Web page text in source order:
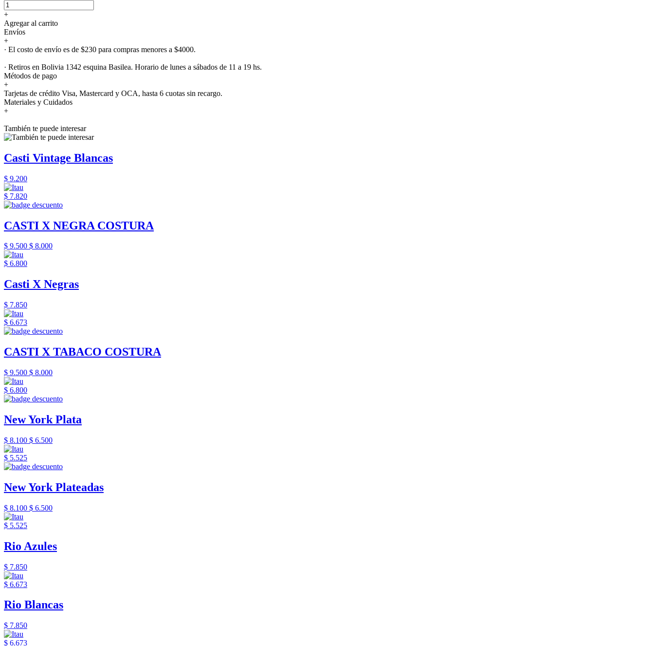
+
Agregar al carrito
Envíos
+
· El costo de envío es de $230 para compras menores a $4000.
· Retiros en Bolivia 1342 esquina Basilea. Horario de lunes a sábados de 11 a 19 hs.
Métodos de pago
+
Tarjetas de crédito Visa, Mastercard y OCA, hasta 6 cuotas sin recargo.
Materiales y Cuidados
+
También te puede interesar
Casti Vintage Blancas
$ 9.200
$ 7.820
CASTI X NEGRA COSTURA
$ 9.500 $ 8.000
$ 6.800
Casti X Negras
$ 7.850
$ 6.673
CASTI X TABACO COSTURA
$ 9.500 $ 8.000
$ 6.800
New York Plata
$ 8.100 $ 6.500
$ 5.525
New York Plateadas
$ 8.100 $ 6.500
$ 5.525
Rio Azules
$ 7.850
$ 6.673
Rio Blancas
$ 7.850
$ 6.673